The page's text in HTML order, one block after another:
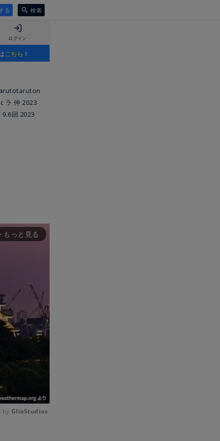
る 検索
ログイン
こちら ！
arutotaruton
ラ 仲 2023
回 2023
もっと見る
by GliaStudios